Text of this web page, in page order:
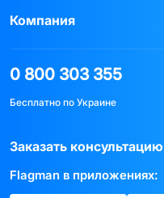
Компания
0 800 303 355
Бесплатно по Украине
Заказать консультацию
Flagman в приложениях: